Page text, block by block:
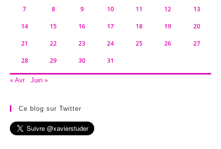
7 8 9 10 11 12 13
14 15 16 17 18 19 20
21 22 23 24 25 26 27
28 29 30 31
« Avr Juin »
Ce blog sur Twitter